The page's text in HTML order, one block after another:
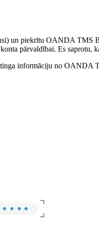
un piekrītu OANDA TMS
pārvaldībai. Es saprotu,
informāciju no OANDA